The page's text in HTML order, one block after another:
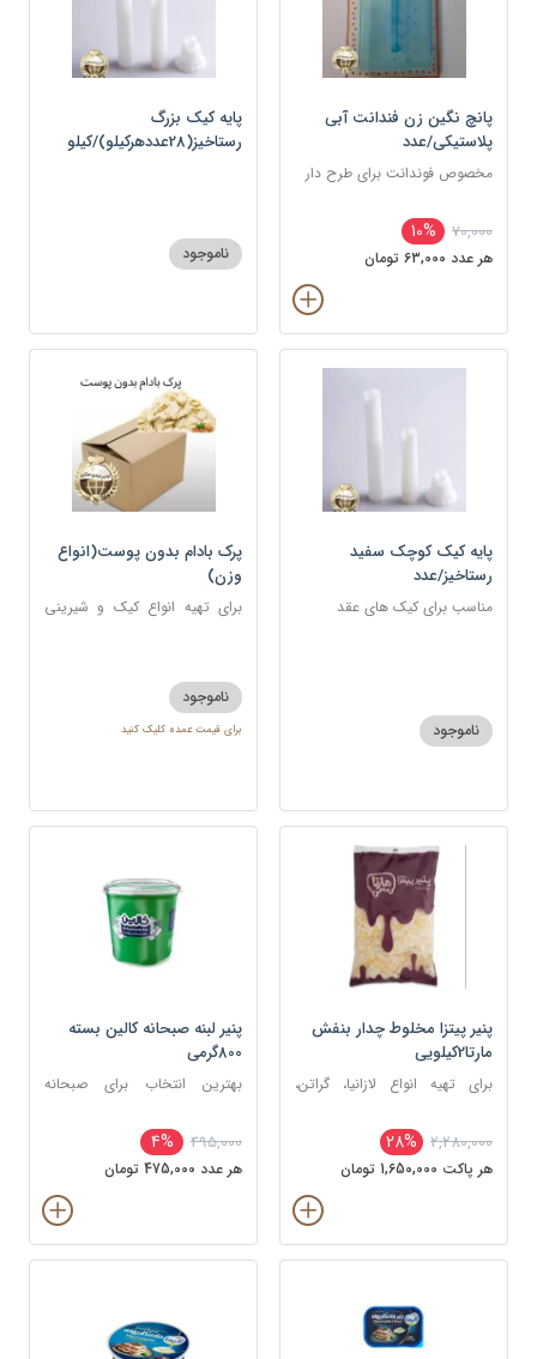
پانچ نگین زن فندانت آبی
پلاستیکی/عدد
مخصوص فوندانت برای طرح دار
70,000
10%
هر عدد 63,000 تومان
پایه کیک بزرگ
رستاخیز(28عددهرکیلو)/کیلو
ناموجود
پایه کیک کوچک سفید
رستاخیز/عدد
مناسب برای کیک های عقد
ناموجود
پرک بادام بدون پوست(انواع
وزن)
برای تهیه انواع کیک و شیرینی
ناموجود
برای قیمت عمده کلیک کنید
پنیر پیتزا مخلوط چدار بنفش
مارتا2کیلویی
برای تهیه انواع لازانیا، گراتن،
2,280,000
28%
هر پاکت 1,650,000 تومان
پنیر لبنه صبحانه کالین بسته
800گرمی
بهترین انتخاب برای صبحانه
495,000
4%
هر عدد 475,000 تومان